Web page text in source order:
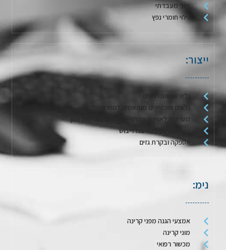
ציוד מעבדתי
גילוי חומרי נפץ
ייצור:
גלאי גז סטנדרטים
גלאים ומכשירים מותאמים למפרט הלקוח
מערכות לאווירה מבוקרת / דגימת אריזות מזון
מערכות לשטיפה בגז וייבוש
אספקה ובקרת גזים
נימ:
אמצעי הגנה מפני קרינה
מוני קרינה
מכשור רפואי